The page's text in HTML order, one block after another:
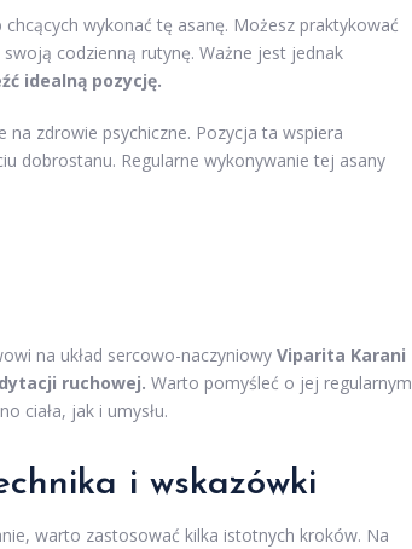
wykonać tę asanę. Możesz praktykować
codzienną rutynę. Ważne jest jednak
idealną pozycję.
na zdrowie psychiczne. Pozycja ta wspiera
dobrostanu. Regularne wykonywanie tej asany
na układ sercowo-naczyniowy Viparita Karani
ruchowej. Warto pomyśleć o jej regularnym
ciała, jak i umysłu.
i wskazówki
warto zastosować kilka istotnych kroków. Na